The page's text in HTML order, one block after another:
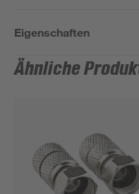
Eigenschaften
Ähnliche